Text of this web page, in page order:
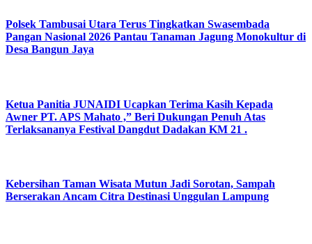
Polsek Tambusai Utara Terus Tingkatkan Swasembada
Pangan Nasional 2026 Pantau Tanaman Jagung Monokultur di
Desa Bangun Jaya
Ketua Panitia JUNAIDI Ucapkan Terima Kasih Kepada
Awner PT. APS Mahato ,” Beri Dukungan Penuh Atas
Terlaksananya Festival Dangdut Dadakan KM 21 .
Kebersihan Taman Wisata Mutun Jadi Sorotan, Sampah
Berserakan Ancam Citra Destinasi Unggulan Lampung